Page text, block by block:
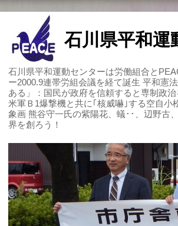
石川県平和運
石川県平和運動センターは労働組合と
ー2000.9連帯労組会議を経て誕生 平和憲
ある」：国民が政府を信頼すると専制政
米軍Ｂ1爆撃機と共に｢核威嚇｣する空自
象画 熊谷守一氏の紫陽花、蟻･･、辺野古
界を創ろう！